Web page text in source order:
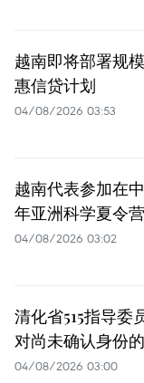
越南即将部署规
惠信贷计划
04/08/2026 03:53
越南代表参加在
年亚洲科学夏令营
04/08/2026 03:02
清化省515指导委
对尚未确认身份
04/08/2026 03:00